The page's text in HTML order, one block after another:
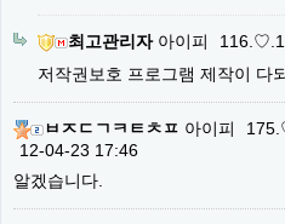
최고관리자 아이피
저작권보호 프로그램 제작이 다
ㅂㅈㄷㄱㅋㅌㅊㅍ 아이피
12-04-23 17:46
알겠습니다.